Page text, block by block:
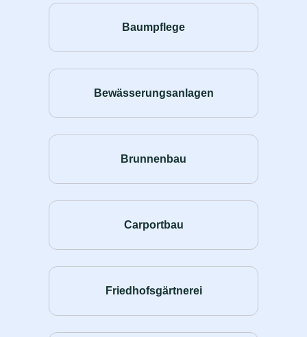
Baumpflege
Bewässerungsanlagen
Brunnenbau
Carportbau
Friedhofsgärtnerei